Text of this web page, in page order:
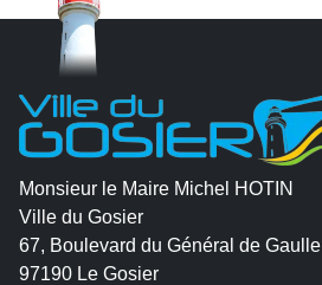
Monsieur le Maire Michel HOTIN
Ville du Gosier
67, Boulevard du Général de Gaulle
97190 Le Gosier